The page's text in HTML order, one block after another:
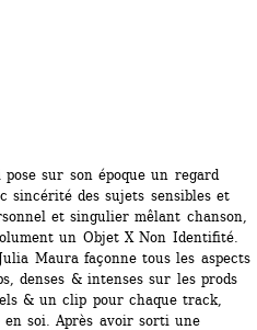
sur son époque un regard
sincérité des sujets sensibles et
et singulier mêlant chanson,
un Objet X Non Identifité.
Maura façonne tous les aspects
denses & intenses sur les prods
& un clip pour chaque track,
en soi. Après avoir sorti une